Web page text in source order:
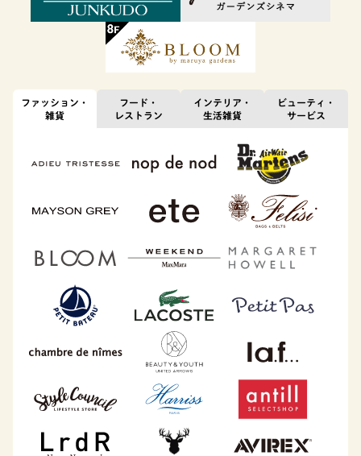
ファッション・
雑貨
フード・
レストラン
インテリア・
生活雑貨
ビューティ・
サービス